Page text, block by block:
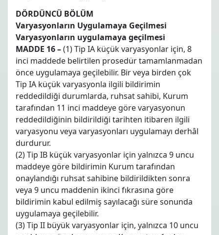
DÖRDÜNCÜ BÖLÜM
Varyasyonların Uygulamaya Geçilmesi
Varyasyonların uygulamaya geçilmesi
MADDE 16 –(1) Tip IA küçük varyasyonlar için, 8
inci maddede belirtilen prosedür tamamlanmadan
önce uygulamaya geçilebilir. Bir veya birden çok
Tip IA küçük varyasyonla ilgili bildirimin
reddedildiği durumlarda, ruhsat sahibi, Kurum
tarafından 11 inci maddeye göre varyasyonun
reddedildiğinin bildirildiği tarihten itibaren ilgili
varyasyonu veya varyasyonları uygulamayı derhâl
durdurur.
(2) Tip IB küçük varyasyonlar için yalnızca 9 uncu
maddeye göre bildirimin Kurum tarafından
onaylandığı ruhsat sahibine bildirildikten sonra
veya 9 uncu maddenin ikinci fıkrasına göre
bildirimin kabul edilmiş sayılacağı süre sonunda
uygulamaya geçilebilir.
(3) Tip II büyük varyasyonlar için, yalnızca 10 uncu